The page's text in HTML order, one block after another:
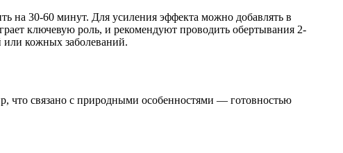
на 30-60 минут. Для усиления эффекта можно добавлять в
ключевую роль, и рекомендуют проводить обертывания 2-
или кожных заболеваний.
что связано с природными особенностями — готовностью